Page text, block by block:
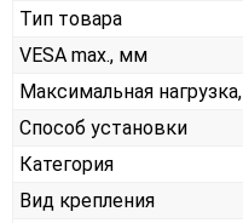
Тип товара
VESA max., мм
Максимальная
Способ установки
Категория
Вид крепления